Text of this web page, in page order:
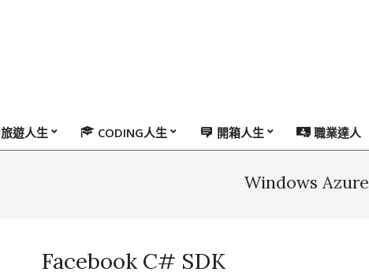
旅遊人生 CODING人生 開箱人生 職業達人
Windows Azure
Facebook C# SDK